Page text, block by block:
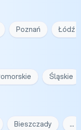
Poznań Łódź
Śląskie
Bieszczady …